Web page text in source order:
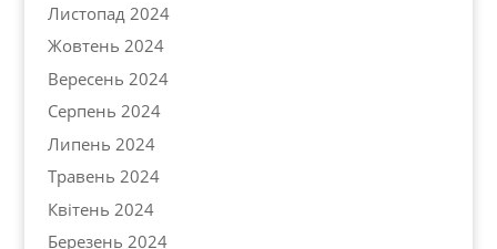
Листопад 2024
Жовтень 2024
Вересень 2024
Серпень 2024
Липень 2024
Травень 2024
Квітень 2024
Березень 2024